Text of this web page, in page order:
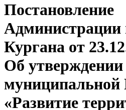
Постановление
Администрации
Кургана от
Об утверждении
«Развитие